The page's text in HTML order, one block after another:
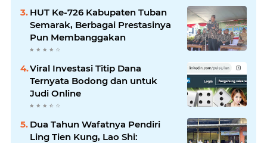
HUT Ke-726 Kabupaten Tuban
Semarak, Berbagai Prestasinya
Pun Membanggakan
Viral Investasi Titip Dana
Ternyata Bodong dan untuk
Judi Online
Dua Tahun Wafatnya Pendiri
Ling Tien Kung, Lao Shi: